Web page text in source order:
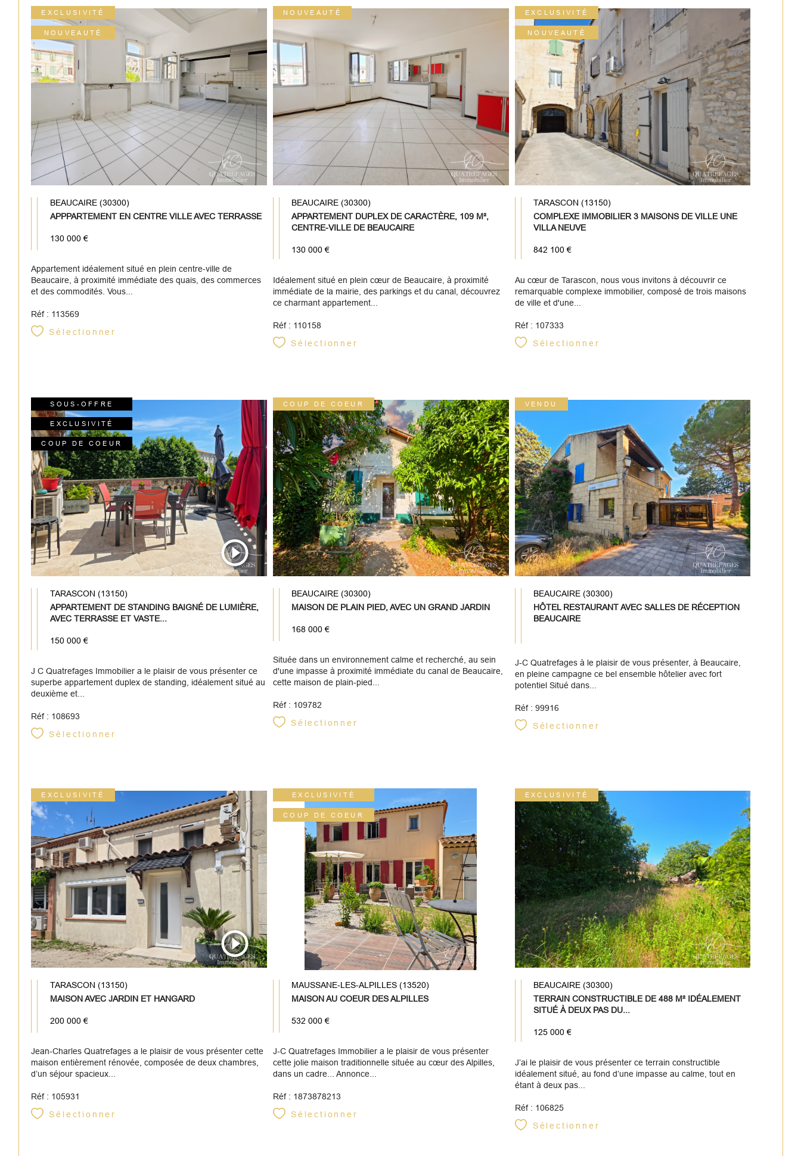
EXCLUSIVITÉ
NOUVEAUTÉ
BEAUCAIRE (30300)
APPPARTEMENT EN CENTRE VILLE AVEC TERRASSE
130 000 €
Appartement idéalement situé en plein centre-ville de
Beaucaire, à proximité immédiate des quais, des commerces
et des commodités. Vous...
Réf : 113569
Sélectionner
NOUVEAUTÉ
BEAUCAIRE (30300)
APPARTEMENT DUPLEX DE CARACTÈRE, 109 M²,
CENTRE-VILLE DE BEAUCAIRE
130 000 €
Idéalement situé en plein cœur de Beaucaire, à proximité
immédiate de la mairie, des parkings et du canal, découvrez
ce charmant appartement...
Réf : 110158
Sélectionner
EXCLUSIVITÉ
NOUVEAUTÉ
TARASCON (13150)
COMPLEXE IMMOBILIER 3 MAISONS DE VILLE UNE
VILLA NEUVE
842 100 €
Au cœur de Tarascon, nous vous invitons à découvrir ce
remarquable complexe immobilier, composé de trois maisons
de ville et d'une...
Réf : 107333
Sélectionner
SOUS-OFFRE
EXCLUSIVITÉ
COUP DE COEUR
TARASCON (13150)
APPARTEMENT DE STANDING BAIGNÉ DE LUMIÈRE,
AVEC TERRASSE ET VASTE...
150 000 €
J C Quatrefages Immobilier a le plaisir de vous présenter ce
superbe appartement duplex de standing, idéalement situé au
deuxième et...
Réf : 108693
Sélectionner
COUP DE COEUR
BEAUCAIRE (30300)
MAISON DE PLAIN PIED, AVEC UN GRAND JARDIN
168 000 €
Située dans un environnement calme et recherché, au sein
d'une impasse à proximité immédiate du canal de Beaucaire,
cette maison de plain-pied...
Réf : 109782
Sélectionner
VENDU
BEAUCAIRE (30300)
HÔTEL RESTAURANT AVEC SALLES DE RÉCEPTION
BEAUCAIRE
J-C Quatrefages à le plaisir de vous présenter, à Beaucaire,
en pleine campagne ce bel ensemble hôtelier avec fort
potentiel Situé dans...
Réf : 99916
Sélectionner
EXCLUSIVITÉ
TARASCON (13150)
MAISON AVEC JARDIN ET HANGARD
200 000 €
Jean-Charles Quatrefages a le plaisir de vous présenter cette
maison entièrement rénovée, composée de deux chambres,
d’un séjour spacieux...
Réf : 105931
Sélectionner
EXCLUSIVITÉ
COUP DE COEUR
MAUSSANE-LES-ALPILLES (13520)
MAISON AU COEUR DES ALPILLES
532 000 €
J-C Quatrefages Immobilier a le plaisir de vous présenter
cette jolie maison traditionnelle située au cœur des Alpilles,
dans un cadre... Annonce...
Réf : 1873878213
Sélectionner
EXCLUSIVITÉ
BEAUCAIRE (30300)
TERRAIN CONSTRUCTIBLE DE 488 M² IDÉALEMENT
SITUÉ À DEUX PAS DU...
125 000 €
J’ai le plaisir de vous présenter ce terrain constructible
idéalement situé, au fond d’une impasse au calme, tout en
étant à deux pas...
Réf : 106825
Sélectionner